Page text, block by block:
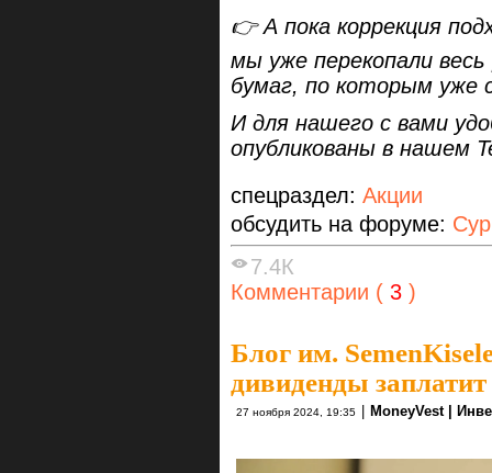
👉 А пока коррекция
мы уже перекопали
бумаг, по которым уже
И для нашего с вами
опубликованы в нашем
спецраздел: Акции
обсудить на форуме:
7.4К
Комментарии ( 3 )
Блог им.
дивиденды
27 ноября 2024, 19:35 | MoneyVest |